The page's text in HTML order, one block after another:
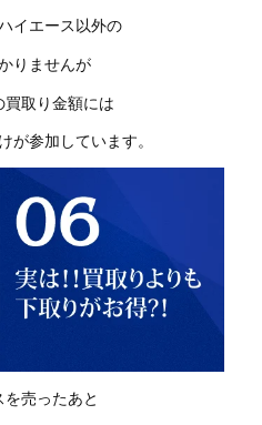
イエース以外の
りませんが
買取り金額には
が参加しています。
売ったあと